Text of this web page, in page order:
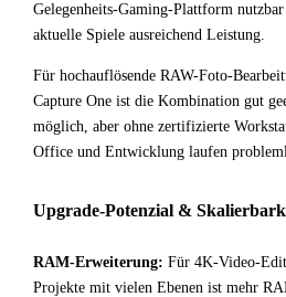
Gelegenheits-Gaming-Plattform
aktuelle Spiele ausreichend Leistung.
Für hochauflösende RAW-Foto-
Capture One ist die Kombination gut
möglich, aber ohne zertifizierte
Office und Entwicklung laufen
Upgrade-Potenzial &
RAM-Erweiterung: Für 4K-Video-
Projekte mit vielen Ebenen ist mehr